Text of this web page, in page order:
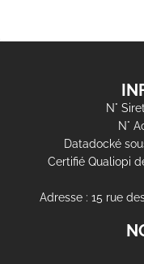
N°
N°
Datadocké
Certifié Qualiopi
Adresse : 15 rue